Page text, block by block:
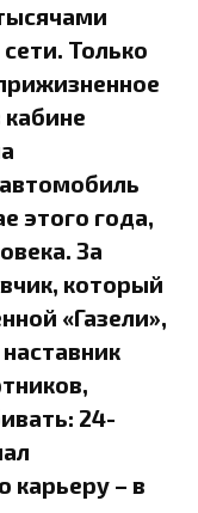
Только
этого года,
За
который
«Газели»,
24-
карьеру – в